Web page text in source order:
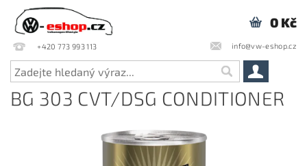
+420 773 993 113 info@vw-eshop.cz
0 Kč
BG 303 CVT/DSG CONDITIONER